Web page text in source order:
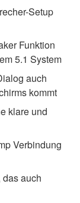
Setup
Funktion
5.1 System
auch
kommt
klare und
Verbindung
auch